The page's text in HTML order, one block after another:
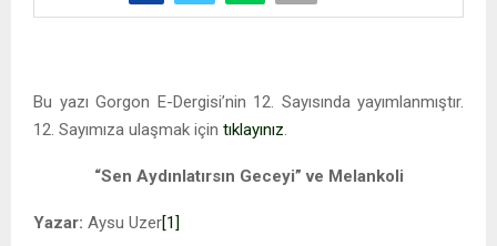
Bu yazı Gorgon E-Dergisi’nin 12. Sayısında yayımlanmıştır.
12. Sayımıza ulaşmak için tıklayınız.
“Sen Aydınlatırsın Geceyi” ve Melankoli
Yazar: Aysu Uzer[1]